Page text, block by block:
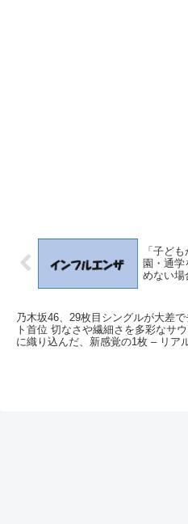
「子ど
園・通
めない場
乃木坂46、29枚目シングルが大差で
ト首位 切なさや繊細さを多彩なサ
に織り込んだ、新感覚の1枚 – リア